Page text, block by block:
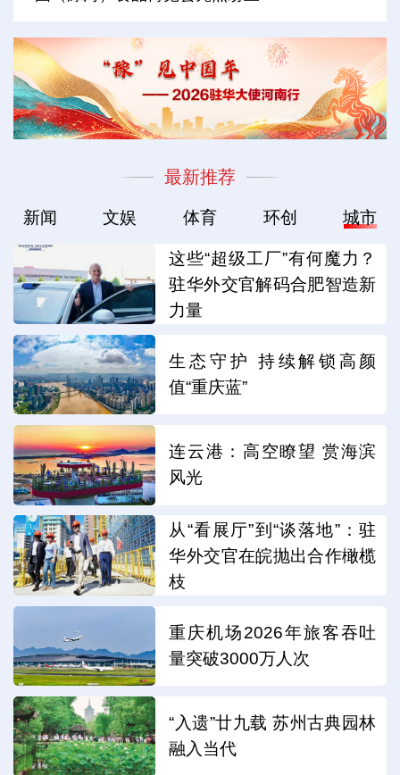
最新推荐
新闻 文娱 体育 环创 城市
这些“超级工厂”有何魔力？
驻华外交官解码合肥智造新
力量
生态守护 持续解锁高颜
值“重庆蓝”
连云港：高空瞭望 赏海滨
风光
从“看展厅”到“谈落地”：驻
华外交官在皖抛出合作橄榄
枝
重庆机场2026年旅客吞吐
量突破3000万人次
“入遗”廿九载 苏州古典园林
融入当代